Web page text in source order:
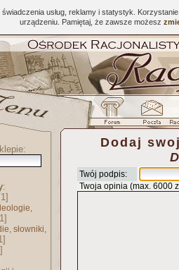
usług, reklamy i statystyk.
urządzeniu. Pamiętaj, że zawsze możesz
:
[1]
słowniki,
Dodaj
Twój podpis:
Twoja opinia (max. 6000